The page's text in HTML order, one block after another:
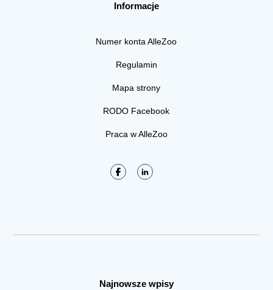
Informacje
Numer konta AlleZoo
Regulamin
Mapa strony
RODO Facebook
Praca w AlleZoo
Najnowsze wpisy